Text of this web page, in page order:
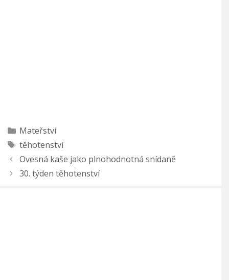
Rubriky
Mateřství
Štítky
těhotenství
Ovesná kaše jako plnohodnotná snídaně
30. týden těhotenství